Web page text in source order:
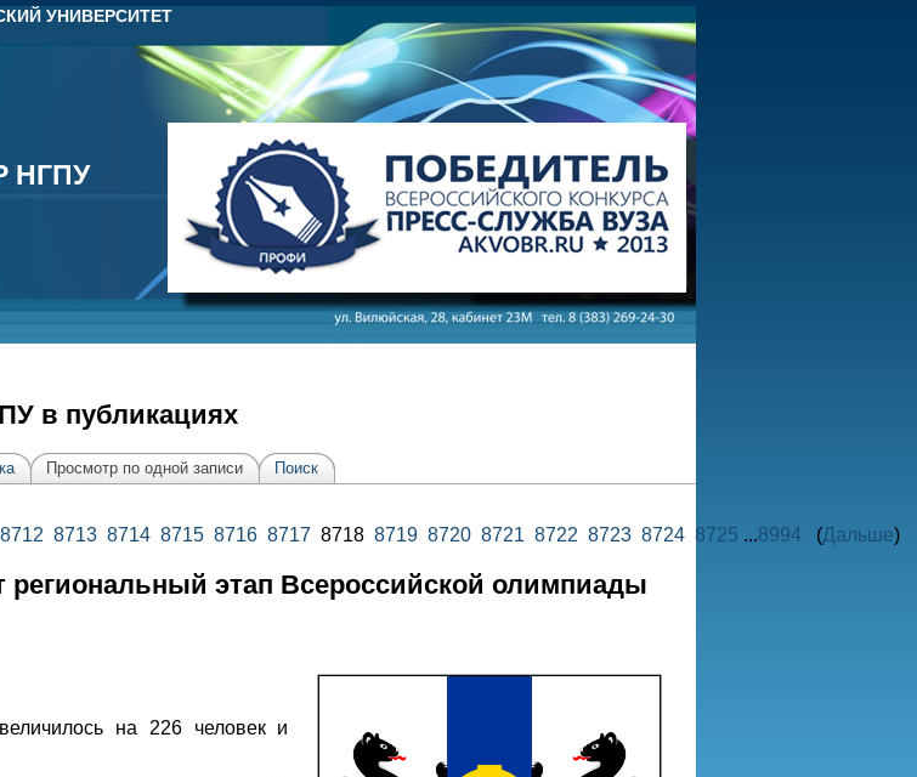
УНИВЕРСИТЕТ
НГПУ
НГПУ
в публикациях
Просмотр по одной записи Поиск
8712 8713 8714 8715 8716 8717 8718 8719 8720 8721 8722 8723 8724 8725 ...8994 (Дальше)
региональный этап Всероссийской олимпиады
на 226 человек и